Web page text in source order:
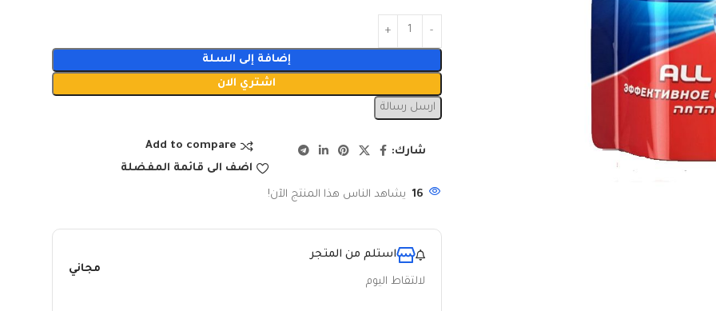
إضافة إلى السلة
اشتري الان
ارسل رسالة
Add to compare
اضف الى قائمة المفضلة
شارك:
16 يشاهد الناس هذا المنتج الآن!
استلم من المتجر
لالتقاط اليوم
مجاني